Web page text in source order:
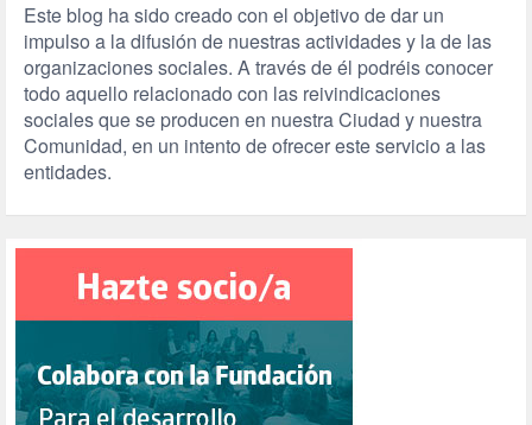
Este blog ha sido creado con el objetivo de dar un
impulso a la difusión de nuestras actividades y la de las
organizaciones sociales. A través de él podréis conocer
todo aquello relacionado con las reivindicaciones
sociales que se producen en nuestra Ciudad y nuestra
Comunidad, en un intento de ofrecer este servicio a las
entidades.